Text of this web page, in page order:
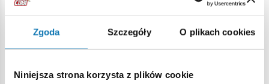
Zgoda Szczegóły O plikach cookies
Niniejsza strona korzysta z plików cookie
Dzięki intuicyjnej instrukcji budowa jest prosta i nie sprawi
spełni oczekiwania miłośników lotnictwa, militariów i
klockowych pasjonatów. F-35 będzie się doskonale
lat!